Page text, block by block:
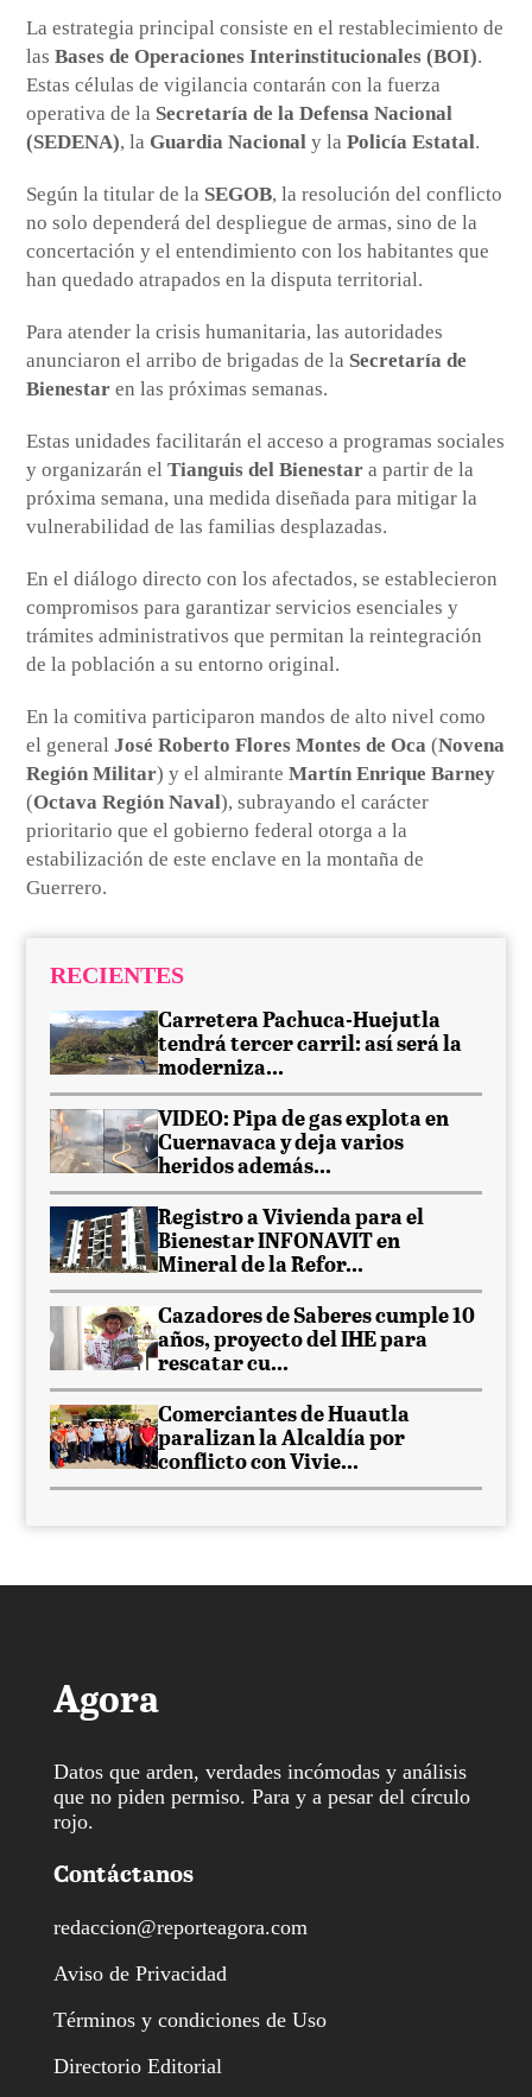
La estrategia principal consiste en el restablecimiento de
lasBases de Operaciones Interinstitucionales (BOI).
Estas células de vigilancia contarán con la fuerza
operativa de la Secretaría de la Defensa Nacional
(SEDENA), laGuardia Nacional y laPolicía Estatal.
Según la titular de la SEGOB, la resolución del conflicto
no solo dependerá del despliegue de armas, sino de la
concertación y el entendimiento con los habitantes que
han quedado atrapados en la disputa territorial.
Para atender la crisis humanitaria, las autoridades
anunciaron el arribo de brigadas de la Secretaría de
Bienestar en las próximas semanas.
Estas unidades facilitarán el acceso a programas sociales
y organizarán elTianguis del Bienestar a partir de la
próxima semana, una medida diseñada para mitigar la
vulnerabilidad de las familias desplazadas.
En el diálogo directo con los afectados, se establecieron
compromisos para garantizar servicios esenciales y
trámites administrativos que permitan la reintegración
de la población a su entorno original.
En la comitiva participaron mandos de alto nivel como
el generalJosé Roberto Flores Montes de Oca (Novena
Región Militar) y el almiranteMartín Enrique Barney
(Octava Región Naval), subrayando el carácter
prioritario que el gobierno federal otorga a la
estabilización de este enclave en la montaña de
Guerrero.
RECIENTES
Carretera Pachuca-Huejutla
tendrá tercer carril: así será la
moderniza...
VIDEO: Pipa de gas explota en
Cuernavaca y deja varios
heridos además...
Registro a Vivienda para el
Bienestar INFONAVIT en
Mineral de la Refor...
Cazadores de Saberes cumple 10
años, proyecto del IHE para
rescatar cu...
Comerciantes de Huautla
paralizan la Alcaldía por
conflicto con Vivie...
Agora
Datos que arden, verdades incómodas y análisis
que no piden permiso. Para y a pesar del círculo
rojo.
Contáctanos
redaccion@reporteagora.com
Aviso de Privacidad
Términos y condiciones de Uso
Directorio Editorial